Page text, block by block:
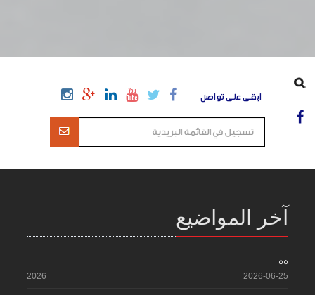
ابقى على تواصل
آخر المواضيع
55
2026-06-25
2026